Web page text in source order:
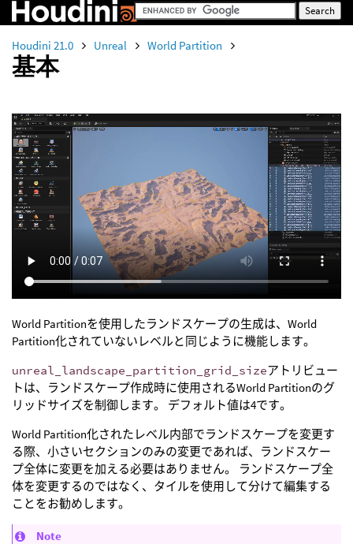
Houdini 21.0 Unreal World Partition
基本
World Partitionを使用したランドスケープの生成は、World
Partition化されていないレベルと同じように機能します。
unreal_landscape_partition_grid_sizeアトリビュー
トは、ランドスケープ作成時に使用されるWorld Partitionのグ
リッドサイズを制御します。 デフォルト値は4です。
World Partition化されたレベル内部でランドスケープを変更す
る際、小さいセクションのみの変更であれば、ランドスケー
プ全体に変更を加える必要はありません。 ランドスケープ全
体を変更するのではなく、タイルを使用して分けて編集する
ことをお勧めします。
Note